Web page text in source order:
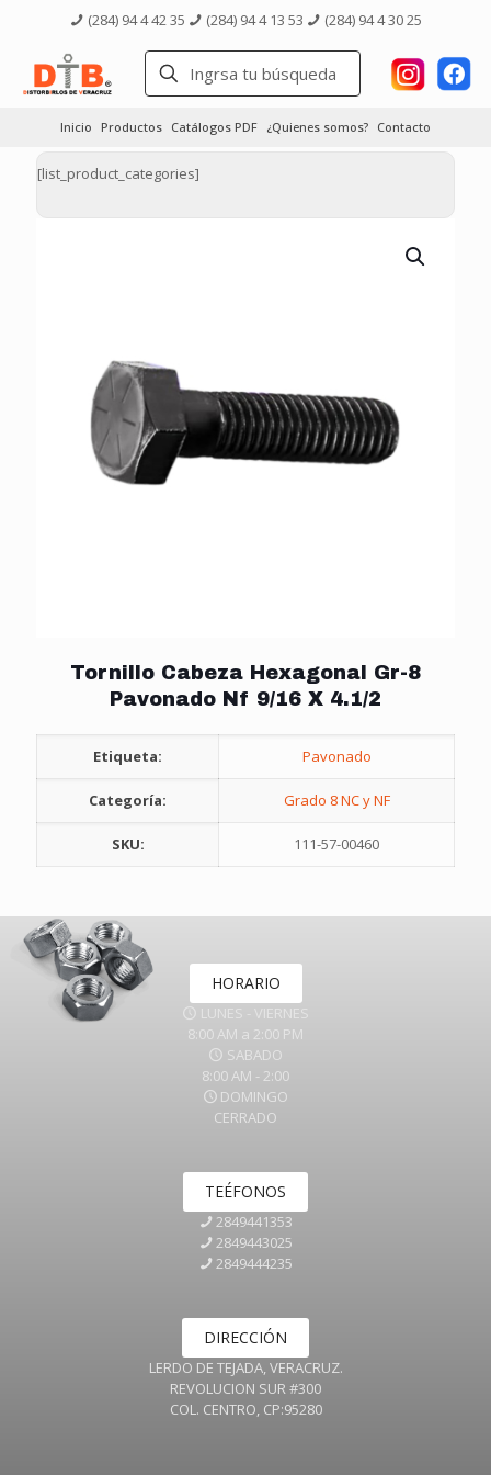
(284) 94 4 42 35 (284) 94 4 13 53 (284) 94 4 30 25
Inicio Productos Catálogos PDF ¿Quienes somos? Contacto
[list_product_categories]
Tornillo Cabeza Hexagonal Gr-8
Pavonado Nf 9/16 X 4.1/2
Etiqueta: Pavonado
Categoría: Grado 8 NC y NF
SKU: 111-57-00460
HORARIO
LUNES - VIERNES
8:00 AM a 2:00 PM
SABADO
8:00 AM - 2:00
DOMINGO
CERRADO
TEÉFONOS
2849441353
2849443025
2849444235
DIRECCIÓN
LERDO DE TEJADA, VERACRUZ.
REVOLUCION SUR #300
COL. CENTRO, CP:95280